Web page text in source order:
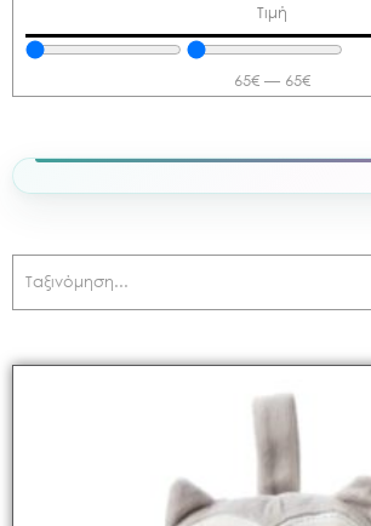
Τιμή
65€— 65€